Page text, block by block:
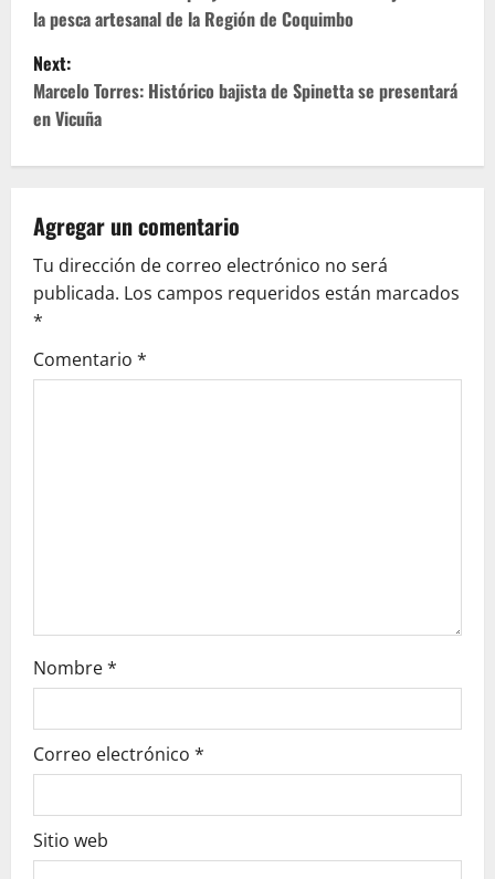
s
t
n
v
i
g
a
la pesca artesanal de la Región de Coquimbo
Next:
Marcelo Torres: Histórico bajista de Spinetta se presentará
en Vicuña
Agregar un comentario
Tu dirección de correo electrónico no será
publicada. Los campos requeridos están marcados
*
Comentario *
Nombre*
Correo electrónico *
Sitio web